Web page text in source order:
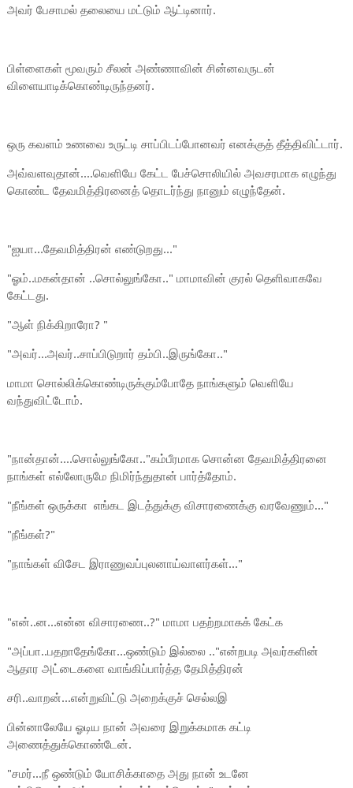
அவர் பேசாமல் தலையை மட்டும் ஆட்டினார்.
பிள்ளைகள் மூவரும் சீலன் அண்ணாவின் சின்னவருடன்
விளையாடிக்கொண்டிருந்தனர்.
ஒரு கவளம் உணவை உருட்டி சாப்பிடப்போனவர் எனக்குத் தீத்திவிட்டார்.
அவ்வளவுதான்....வெளியே கேட்ட பேச்சொலியில் அவசரமாக எழுந்து
கொண்ட தேவமித்திரனைத் தொடர்ந்து நானும் எழுந்தேன்.
"ஐயா...தேவமித்திரன் எண்டுறது..."
"ஓம்..மகன்தான் ..சொல்லுங்கோ.." மாமாவின் குரல் தெளிவாகவே
கேட்டது.
"ஆள் நிக்கிறாரோ? "
"அவர்...அவர்..சாப்பிடுறார் தம்பி..இருங்கோ.."
மாமா சொல்லிக்கொண்டிருக்கும்போதே நாங்களும் வெளியே
வந்துவிட்டோம்.
"நான்தான்....சொல்லுங்கோ.."கம்பீரமாக சொன்ன தேவமித்திரனை
நாங்கள் எல்லோருமே நிமிர்ந்துதான் பார்த்தோம்.
"நீங்கள் ஒருக்கா எங்கட இடத்துக்கு விசாரணைக்கு வரவேணும்..."
"நீங்கள்?"
"நாங்கள் விசேட இராணுவப்புலனாய்வாளர்கள்..."
"என்..ன...என்ன விசாரணை..?" மாமா பதற்றமாகக் கேட்க
"அப்பா..பதறாதேங்கோ...ஒண்டும் இல்லை .."என்றபடி அவர்களின்
ஆதார அட்டைகளை வாங்கிப்பார்த்த தேமித்திரன்
சரி..வாறன்...என்றுவிட்டு அறைக்குச் செல்லஇ
பின்னாலேயே ஓடிய நான் அவரை இறுக்கமாக கட்டி
அணைத்துக்கொண்டேன்.
"சமர்...நீ ஒண்டும் யோசிக்காதை அது நான் உடனே